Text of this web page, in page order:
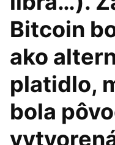
Bitcoin
ako
platidlo,
bola